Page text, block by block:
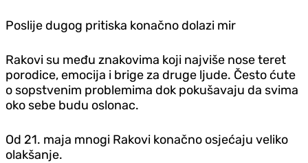
Poslije dugog pritiska konačno dolazi mir
Rakovi su među znakovima koji najviše nose teret
porodice, emocija i brige za druge ljude. Često ćute
o sopstvenim problemima dok pokušavaju da svima
oko sebe budu oslonac.
Od 21. maja mnogi Rakovi konačno osjećaju veliko
olakšanje.